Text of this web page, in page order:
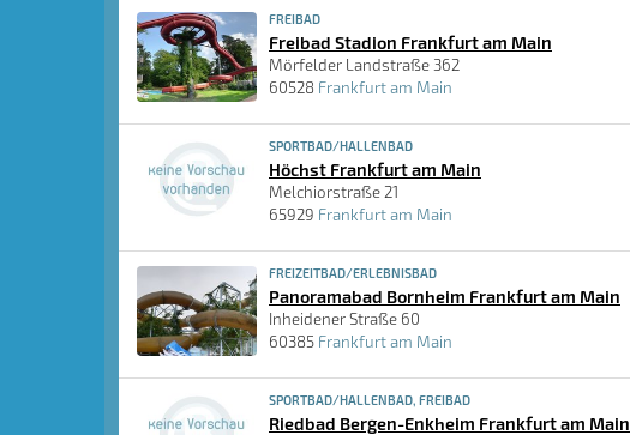
FREIBAD
Freibad Stadion Frankfurt am Main
Mörfelder Landstraße 362
60528 Frankfurt am Main
SPORTBAD/HALLENBAD
Höchst Frankfurt am Main
Melchiorstraße 21
65929 Frankfurt am Main
FREIZEITBAD/ERLEBNISBAD
Panoramabad Bornheim Frankfurt am Main
Inheidener Straße 60
60385 Frankfurt am Main
SPORTBAD/HALLENBAD, FREIBAD
Riedbad Bergen-Enkheim Frankfurt am Main